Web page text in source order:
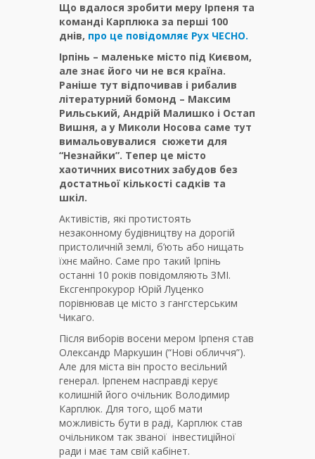
Що вдалося зробити меру Ірпеня та
команді Карплюка за перші 100
днів, про це повідомляє Рух ЧЕСНО.
Ірпінь – маленьке місто під Києвом,
але знає його чи не вся країна.
Раніше тут відпочивав і рибалив
літературний бомонд – Максим
Рильський, Андрій Малишко і Остап
Вишня, а у Миколи Носова саме тут
вимальовувалися сюжети для
“Незнайки”. Тепер це місто
хаотичних висотних забудов без
достатньої кількості садків та
шкіл.
Активістів, які протистоять
незаконному будівництву на дорогій
пристоличній землі, б’ють або нищать
їхнє майно. Саме про такий Ірпінь
останні 10 років повідомляють ЗМІ.
Ексгенпрокурор Юрій Луценко
порівнював це місто з гангстерським
Чикаго.
Після виборів восени мером Ірпеня став
Олександр Маркушин (“Нові обличчя”).
Але для міста він просто весільний
генерал. Ірпенем насправді керує
колишній його очільник Володимир
Карплюк. Для того, щоб мати
можливість бути в раді, Карплюк став
очільником так званої інвестиційної
ради і має там свій кабінет.